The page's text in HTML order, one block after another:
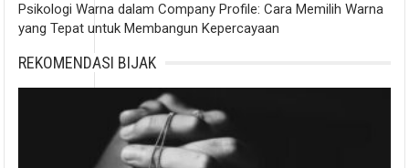
Psikologi Warna dalam Company Profile: Cara Memilih Warna
yang Tepat untuk Membangun Kepercayaan
REKOMENDASI BIJAK